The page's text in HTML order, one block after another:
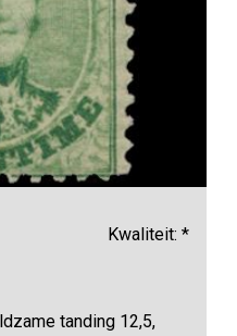
Kwaliteit: *
tanding 12,5,